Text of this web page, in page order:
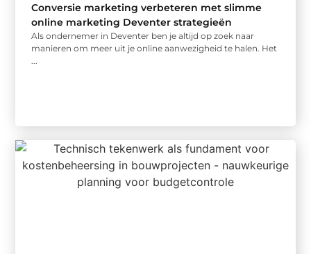
Conversie marketing verbeteren met slimme
online marketing Deventer strategieën
Als ondernemer in Deventer ben je altijd op zoek naar
manieren om meer uit je online aanwezigheid te halen. Het